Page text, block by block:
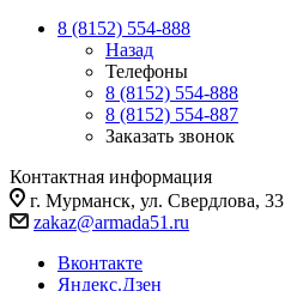
8 (8152) 554-888
Назад
Телефоны
8 (8152) 554-888
8 (8152) 554-887
Заказать звонок
Контактная информация
г. Мурманск, ул. Свердлова, 33
zakaz@armada51.ru
Вконтакте
Яндекс.Дзен